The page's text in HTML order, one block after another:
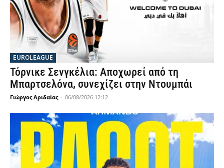
EUROLEAGUE
Τόρνικε Σενγκέλια: Αποχωρεί από τη
Μπαρτσελόνα, συνεχίζει στην Ντουμπάι
Γιώργος Αριδαίας - 06/08/2026 12:12